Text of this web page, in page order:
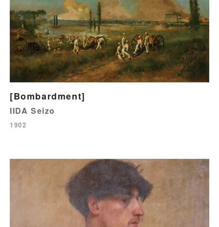
[Bombardment]
IIDA Seizo
1902